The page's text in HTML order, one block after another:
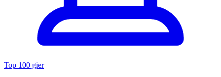
Top 100 gier